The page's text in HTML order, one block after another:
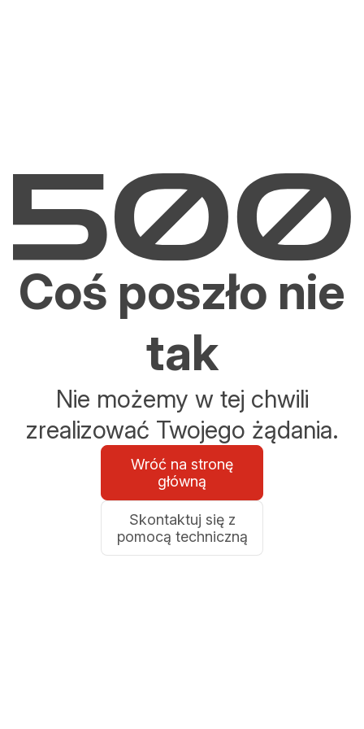
Coś poszło nie
tak
Nie możemy w tej chwili
zrealizować Twojego żądania.
Wróć na stronę
główną
Skontaktuj się z
pomocą techniczną